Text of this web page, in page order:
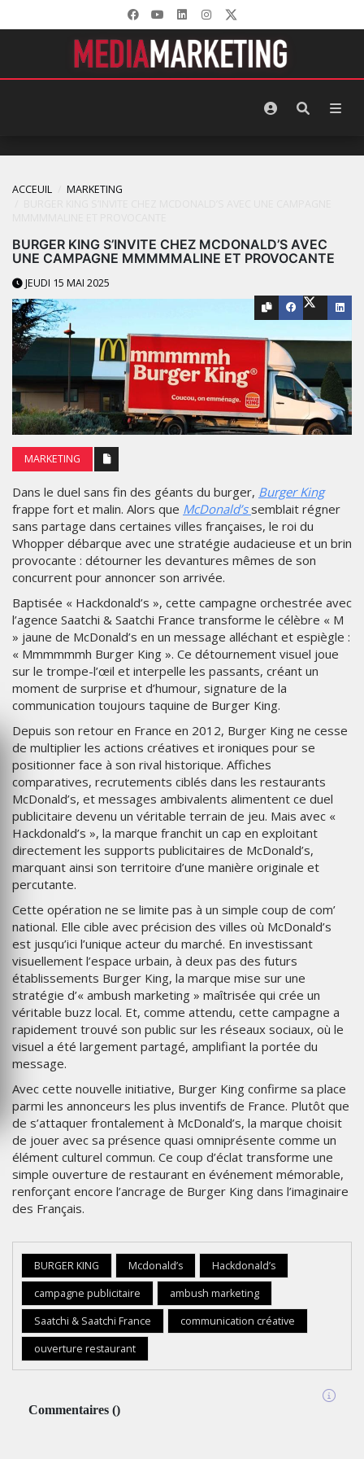
ACCEUIL
MARKETING
BURGER KING S’INVITE CHEZ MCDONALD’S AVEC
UNE CAMPAGNE MMMMMALINE ET PROVOCANTE
JEUDI 15 MAI 2025
MARKETING
Dans le duel sans fin des géants du burger, Burger King
frappe fort et malin. Alors que McDonald’ssemblait régner
sans partage dans certaines villes françaises, le roi du
Whopper débarque avec une stratégie audacieuse et un brin
provocante : détourner les devantures mêmes de son
concurrent pour annoncer son arrivée.
Baptisée « Hackdonald’s », cette campagne orchestrée avec
l’agence Saatchi & Saatchi France transforme le célèbre « M
» jaune de McDonald’s en un message alléchant et espiègle :
« Mmmmmmh Burger King ». Ce détournement visuel joue
sur le trompe-l’œil et interpelle les passants, créant un
moment de surprise et d’humour, signature de la
communication toujours taquine de Burger King.
Depuis son retour en France en 2012, Burger King ne cesse
de multiplier les actions créatives et ironiques pour se
positionner face à son rival historique. Affiches
comparatives, recrutements ciblés dans les restaurants
McDonald’s, et messages ambivalents alimentent ce duel
publicitaire devenu un véritable terrain de jeu. Mais avec «
Hackdonald’s », la marque franchit un cap en exploitant
directement les supports publicitaires de McDonald’s,
marquant ainsi son territoire d’une manière originale et
percutante.
Cette opération ne se limite pas à un simple coup de com’
national. Elle cible avec précision des villes où McDonald’s
est jusqu’ici l’unique acteur du marché. En investissant
visuellement l’espace urbain, à deux pas des futurs
établissements Burger King, la marque mise sur une
stratégie d’« ambush marketing » maîtrisée qui crée un
véritable buzz local. Et, comme attendu, cette campagne a
rapidement trouvé son public sur les réseaux sociaux, où le
visuel a été largement partagé, amplifiant la portée du
message.
Avec cette nouvelle initiative, Burger King confirme sa place
parmi les annonceurs les plus inventifs de France. Plutôt que
de s’attaquer frontalement à McDonald’s, la marque choisit
de jouer avec sa présence quasi omniprésente comme un
élément culturel commun. Ce coup d’éclat transforme une
simple ouverture de restaurant en événement mémorable,
renforçant encore l’ancrage de Burger King dans l’imaginaire
des Français.
BURGER KING Mcdonald’s
Hackdonald’s
campagne publicitaire
ambush marketing
Saatchi & Saatchi France
communication créative
ouverture restaurant
Commentaires ()